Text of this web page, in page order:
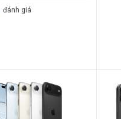
đánh giá